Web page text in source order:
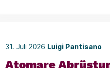
31. Juli 2026 Luigi Pantisano
Atomare